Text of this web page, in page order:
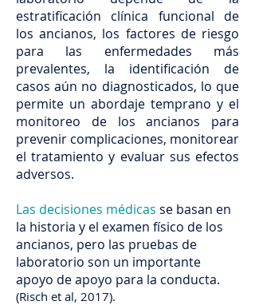
estratificación clínica funcional de
los ancianos, los factores de riesgo
para las enfermedades más
prevalentes, la identificación de
casos aún no diagnosticados, lo que
permite un abordaje temprano y el
monitoreo de los ancianos para
prevenir complicaciones, monitorear
el tratamiento y evaluar sus efectos
adversos.
Las decisiones médicas se basan en
la historia y el examen físico de los
ancianos, pero las pruebas de
laboratorio son un importante
apoyo de apoyo para la conducta.
(Risch et al, 2017).